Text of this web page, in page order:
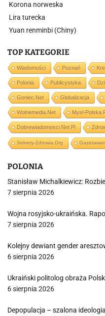
Korona norweska
Lira turecka
Yuan renminbi (Chiny)
TOP KATEGORIE
Wiadomości Poznań
Polonia Publicystyka
Goniec.net Globalizacja
Wolnemedia.net Mysl-
Dobrewiadomosci.net.pl
Sekrety-Zdrowia.org
POLONIA
Stanisław Michalkiewicz:
7 sierpnia 2026
Wojna rosyjsko-ukraińska.
7 sierpnia 2026
Kolejny dewiant gender
6 sierpnia 2026
Ukraiński politolog obraża
6 sierpnia 2026
Depopulacja – szalona